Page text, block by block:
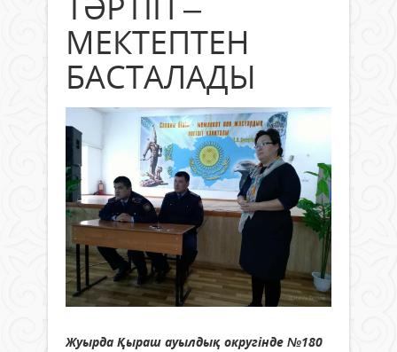
МЕКТЕПТЕН
БАСТАЛАДЫ
Жуырда Қыраш ауылдық округінде №180